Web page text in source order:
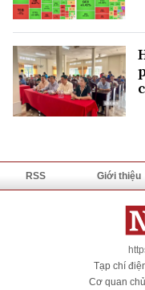
RSS Giới thiệu
Tạp chí
Cơ quan